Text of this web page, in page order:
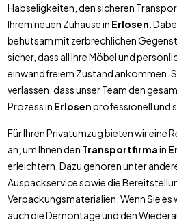
Habseligkeiten, den sicheren
Ihrem neuen Zuhause in Erlosen .
behutsam mit zerbrechlichen
sicher, dass all Ihre Möbel und
einwandfreiem Zustand ankommen.
verlassen, dass unser Team den
Prozess in Erlosenprofessionell und
Für Ihren Privatumzug bieten wir eine
an, um Ihnen den Transportfirmain
erleichtern. Dazu gehören unter
Auspackservice sowie die
Verpackungsmaterialien. Wenn Sie es
auch die Demontage und den